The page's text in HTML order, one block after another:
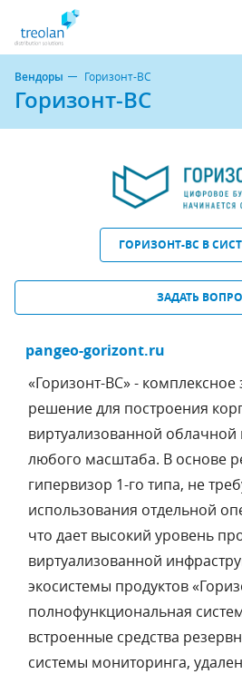
Вендоры Горизонт-ВС
Горизонт-ВС
ГОРИЗОНТ-ВС В
ЗАДАТЬ
pangeo-gorizont.ru
«Горизонт-ВС» -
решение для построения
виртуализованной облачной
любого масштаба. В основе
гипервизор 1-го типа, не
использования отдельной
что дает высокий уровень
виртуализованной
экосистемы продуктов
полнофункциональная
встроенные средства
системы мониторинга,